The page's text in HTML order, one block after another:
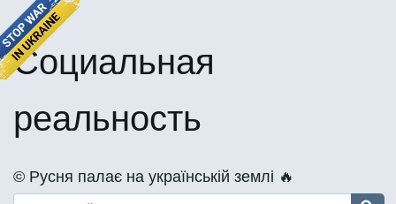
Социальная
реальность
©️ Русня палає на українській землі 🔥